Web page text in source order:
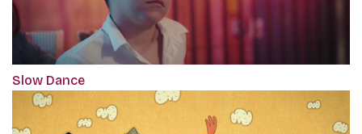
Slow Dance